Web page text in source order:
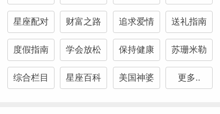
来越喜欢你们俩的未来。
射手座
你的工作模式可能会变得不稳定，但却更令
人愉快。现在的工作应该充满惊喜，你的日
星座配对 财富之路 追求爱情 送礼指南
度假指南 学会放松 保持健康 苏珊米勒
综合栏目 星座百科 美国神婆 更多..